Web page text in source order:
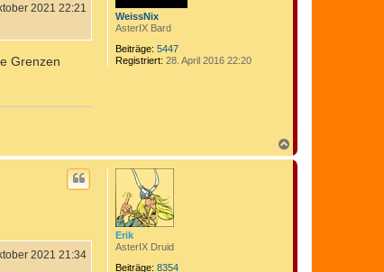
WeissNix
AsterIX Bard
Beiträge: 5447
Registriert: 28. April 2016 22:20
2021 22:21
Grenzen
a
c
Erik
AsterIX Druid
Beiträge: 8354
2021 21:34